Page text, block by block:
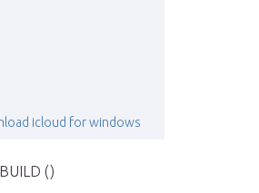
icloud for windows
()